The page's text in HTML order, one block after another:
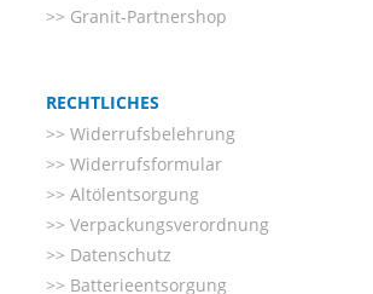
Granit-Partnershop
RECHTLICHES
Widerrufsbelehrung
Widerrufsformular
Altölentsorgung
Verpackungsverordnung
Datenschutz
Batterieentsorgung